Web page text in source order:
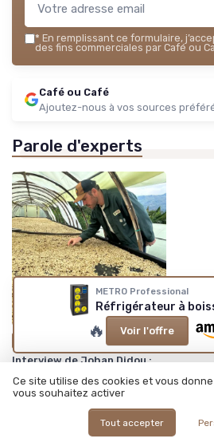
* En remplissant ce formulaire,
des fins commerciales par Café ou
Café ou Café
Ajoutez-nous à vos sources
Parole d'experts
27/05/2026
Interview de Johan Didou :
torréfacteur : développer
une marque artisanale
Les plus lus
METRO Professional
Réfrigérateur à
🔥 Voir l'offre
Ce site utilise des cookies et vous
vous souhaitez activer
Tout accepter